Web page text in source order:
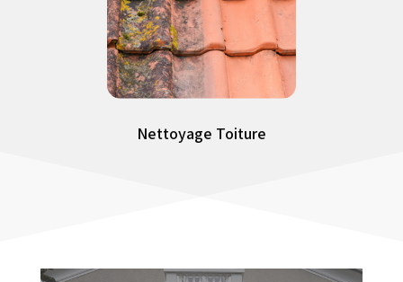
Nettoyage Toiture
Nettoyage Toiture